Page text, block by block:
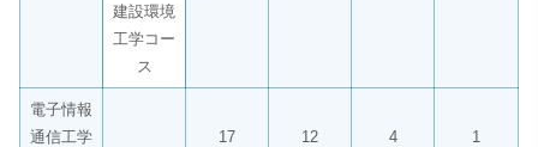
建設環境
工学コー
ス
電子情報
通信工学
17 12 4 1